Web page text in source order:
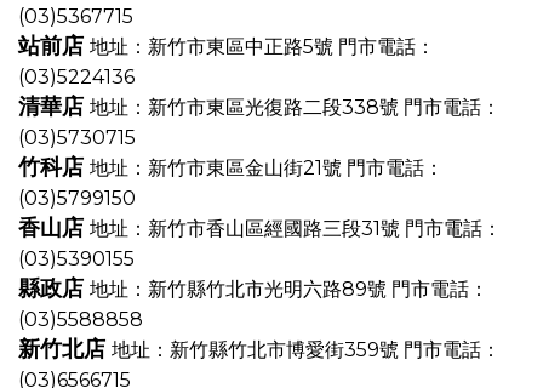
(03)5367715
站前店 地址：新竹市東區中正路5號 門市電話：
(03)5224136
清華店 地址：新竹市東區光復路二段338號 門市電話：
(03)5730715
竹科店 地址：新竹市東區金山街21號 門市電話：
(03)5799150
香山店 地址：新竹市香山區經國路三段31號 門市電話：
(03)5390155
縣政店 地址：新竹縣竹北市光明六路89號 門市電話：
(03)5588858
新竹北店 地址：新竹縣竹北市博愛街359號 門市電話：
(03)6566715